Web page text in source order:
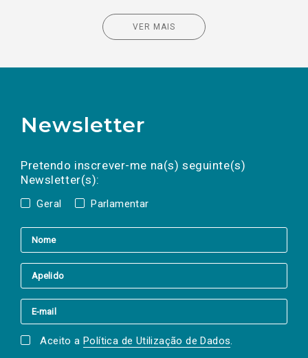
VER MAIS
Newsletter
Pretendo inscrever-me na(s) seguinte(s)
Newsletter(s):
Geral Parlamentar
a(s) newsletter(s).
mail
Aceito a Política de Utilização de Dados.